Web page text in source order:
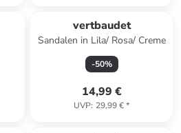
vertbaudet
Sandalen in Lila/ Rosa/ Creme
-50%
14,99 €
UVP: 29,99 €*